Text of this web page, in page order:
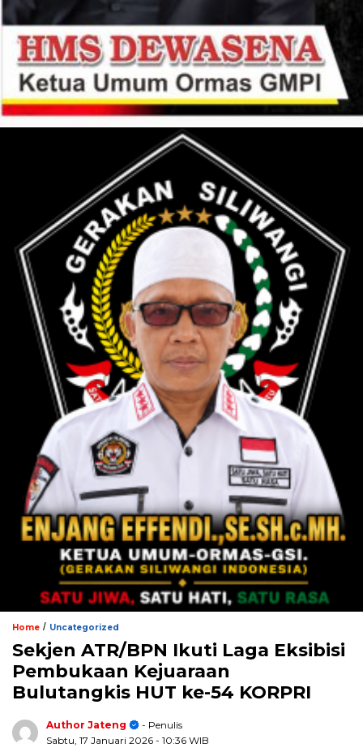
Home / Uncategorized
Sekjen ATR/BPN Ikuti Laga Eksibisi
Pembukaan Kejuaraan
Bulutangkis HUT ke-54 KORPRI
Author Jateng
- Penulis
Sabtu, 17 Januari 2026 - 10:36 WIB